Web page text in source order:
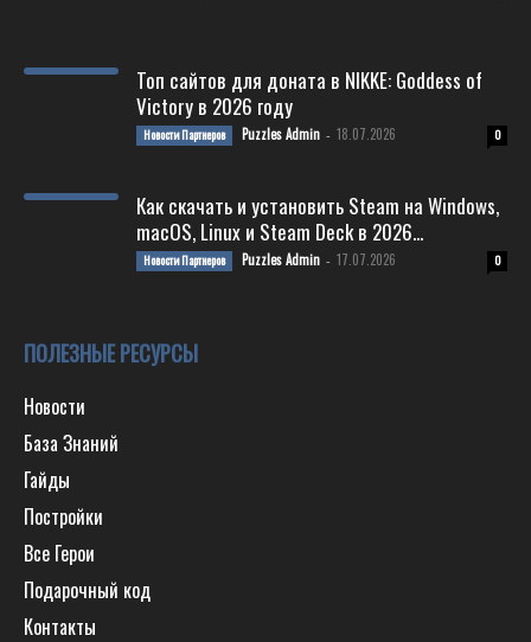
Топ сайтов для доната в NIKKE: Goddess of
Victory в 2026 году
Новости Партнеров Puzzles Admin - 18.07.2026 0
Как скачать и установить Steam на Windows,
macOS, Linux и Steam Deck в 2026...
Новости Партнеров Puzzles Admin - 17.07.2026 0
ПОЛЕЗНЫЕ РЕСУРСЫ
Новости
База Знаний
Гайды
Постройки
Все Герои
Подарочный код
Контакты